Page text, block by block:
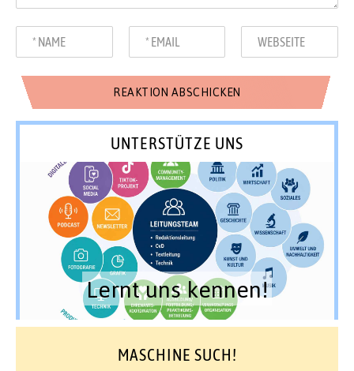
UNTERSTÜTZE UNS
Lernt uns kennen!
MASCHINE SUCH!